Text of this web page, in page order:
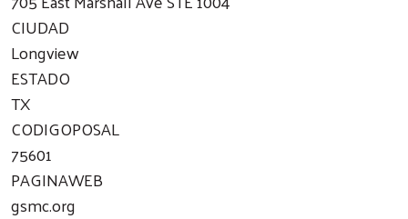
CIUDAD
Longview
ESTADO
TX
CODIGOPOSAL
75601
PAGINAWEB
gsmc.org